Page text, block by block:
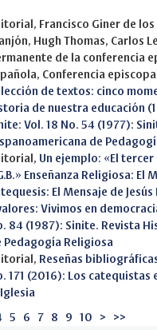
Francisco Giner de los
Hugh Thomas, Carlos
de la conferencia
Conferencia
de textos: cinco
de nuestra educación
Vol. 18 No. 54 (1977):
de
Un ejemplo: «El tercer
Enseñanza Religiosa: El
El Mensaje de
Vivimos en
84 (1987): Sinite. Revista
Pedagogía Religiosa
Reseñas
171 (2016): Los catequistas
5 6 7 8 9 10 > >>